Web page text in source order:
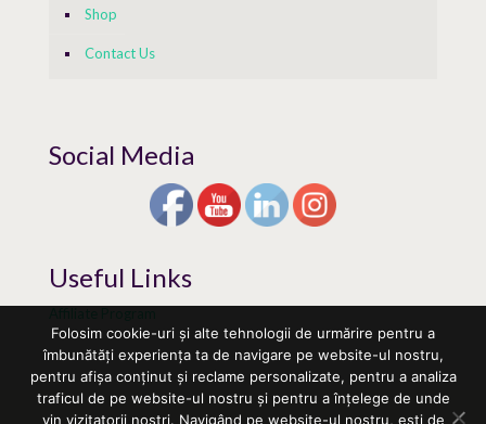
Shop
Contact Us
Social Media
Useful Links
Folosim cookie-uri și alte tehnologii de urmărire pentru a
îmbunătăți experiența ta de navigare pe website-ul nostru,
pentru afișa conținut și reclame personalizate, pentru a analiza
traficul de pe website-ul nostru și pentru a înțelege de unde
vin vizitatorii noștri. Navigând pe website-ul nostru, ești de